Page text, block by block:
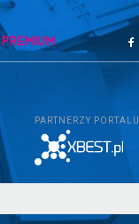
PREMIUM
PARTNERZY PORTALU